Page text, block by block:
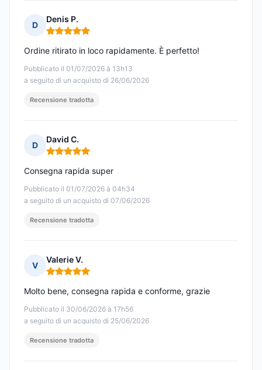
D
Denis P.
Nota: 5 su 5
Pubblicato il 01/07/2026 à 13h13
a seguito di un acquisto di 26/06/2026
Ordine ritirato in loco rapidamente. È perfetto!
Recensione tradotta
D
David C.
Nota: 5 su 5
Pubblicato il 01/07/2026 à 04h34
a seguito di un acquisto di 07/06/2026
Consegna rapida super
Recensione tradotta
V
Valerie V.
Nota: 5 su 5
Pubblicato il 30/06/2026 à 17h56
a seguito di un acquisto di 25/06/2026
Molto bene, consegna rapida e conforme, grazie
Recensione tradotta